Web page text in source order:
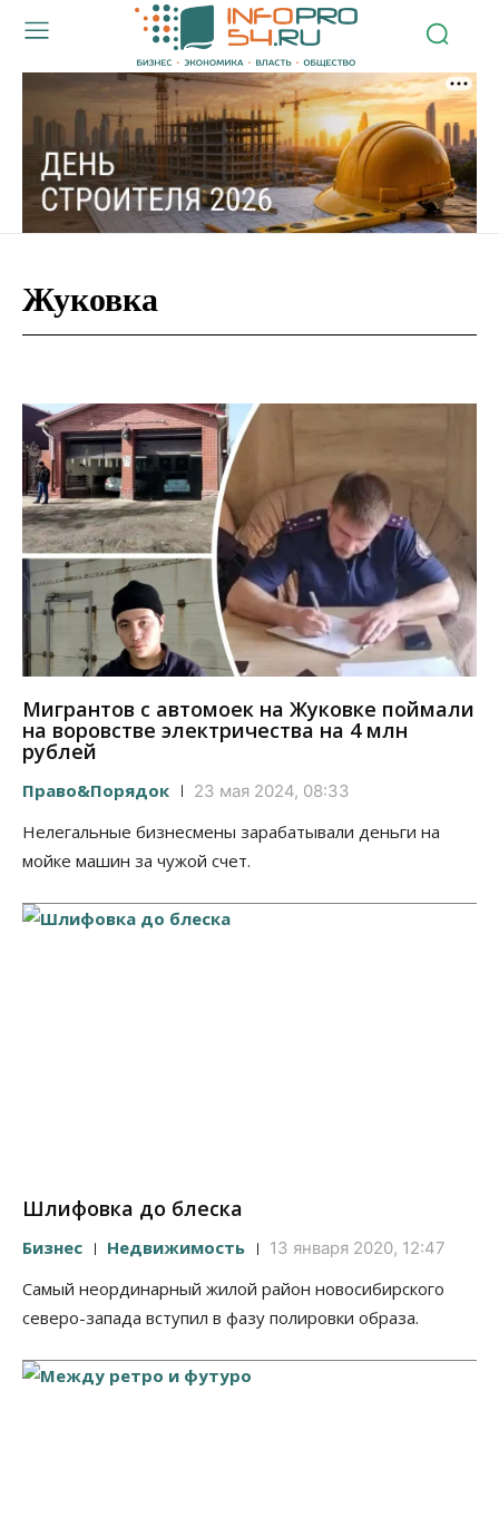
Жуковка
Мигрантов с автомоек на Жуковке поймали
на воровстве электричества на 4 млн
рублей
Право&Порядок 23 мая 2024, 08:33
Нелегальные бизнесмены зарабатывали деньги на
мойке машин за чужой счет.
Шлифовка до блеска
Бизнес Недвижимость 13 января 2020, 12:47
Самый неординарный жилой район новосибирского
северо-запада вступил в фазу полировки образа.